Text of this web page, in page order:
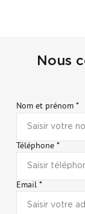
Nous
Nom et prénom *
Téléphone *
Email *